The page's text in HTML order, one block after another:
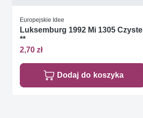
Europejskie Idee
Luksemburg 1992 Mi 1305 Czyste
**
2,70 zł
Dodaj do koszyka